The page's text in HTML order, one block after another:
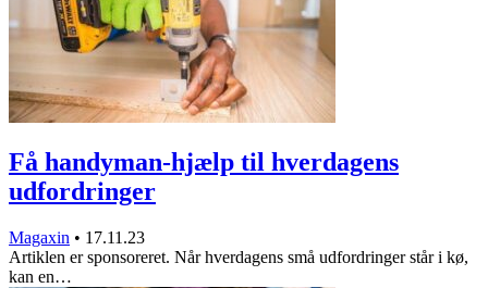
Få handyman-hjælp til hverdagens
udfordringer
Magaxin • 17.11.23
Artiklen er sponsoreret. Når hverdagens små udfordringer står i kø,
kan en…